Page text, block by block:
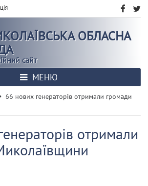
ОБЛАСНА
сайт
МЕНЮ
66 нових генераторів отримали громади
отримали